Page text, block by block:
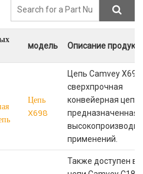
модель Описание
Цепь
X698
Цепь Camvey
сверхпрочная
конвейерная цепь,
предназначенная
применений.
Также доступен